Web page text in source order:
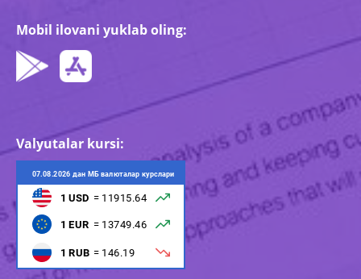
Mobil ilovani yuklab oling:
Valyutalar kursi: